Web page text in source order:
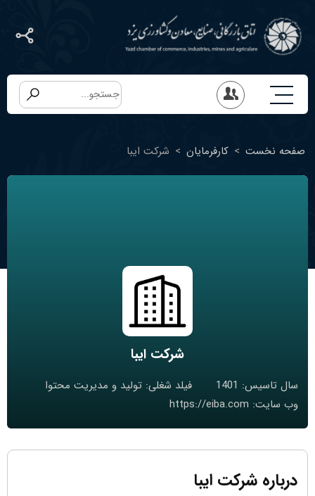
صفحه نخست > کارفرمایان > شرکت ایبا
شرکت ایبا
سال تاسیس: 1401
فیلد شغلی: تولید و مدیریت محتوا
وب سایت: https://eiba.com
درباره شرکت ایبا